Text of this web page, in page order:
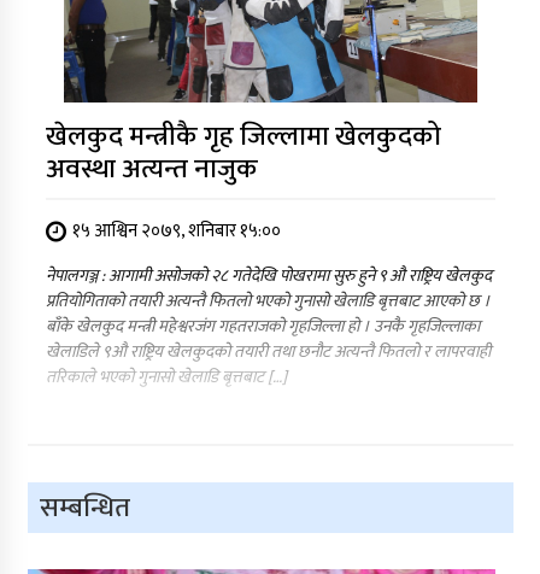
खेलकुद मन्त्रीकै गृह जिल्लामा खेलकुदको
अवस्था अत्यन्त नाजुक
१५ आश्विन २०७९, शनिबार १५:००
नेपालगञ्ज : आगामी असोजको २८ गतेदेखि पोखरामा सुरु हुने ९ औ राष्ट्रिय खेलकुद
प्रतियोगिताको तयारी अत्यन्तै फितलो भएको गुनासो खेलाडि बृत्तबाट आएको छ ।
बाँके खेलकुद मन्त्री महेश्वरजंग गहतराजको गृहजिल्ला हो । उनकै गृहजिल्लाका
खेलाडिले ९औ राष्ट्रिय खेलकुदको तयारी तथा छनौट अत्यन्तै फितलो र लापरवाही
तरिकाले भएको गुनासो खेलाडि बृत्तबाट […]
सम्बन्धित